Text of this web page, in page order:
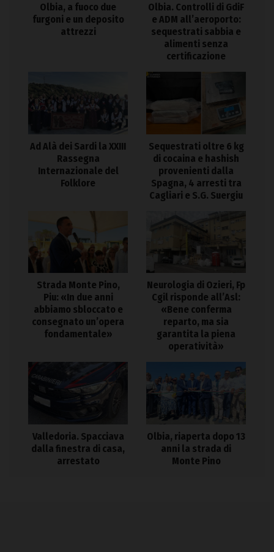
Olbia, a fuoco due
furgoni e un deposito
attrezzi
Olbia. Controlli di GdiF
e ADM all’aeroporto:
sequestrati sabbia e
alimenti senza
certificazione
Ad Alà dei Sardi la XXIII
Rassegna
Internazionale del
Folklore
Sequestrati oltre 6 kg
di cocaina e hashish
provenienti dalla
Spagna, 4 arresti tra
Cagliari e S.G. Suergiu
Strada Monte Pino,
Piu: «In due anni
abbiamo sbloccato e
consegnato un’opera
fondamentale»
Neurologia di Ozieri, Fp
Cgil risponde all’Asl:
«Bene conferma
reparto, ma sia
garantita la piena
operatività»
Valledoria. Spacciava
dalla finestra di casa,
arrestato
Olbia, riaperta dopo 13
anni la strada di
Monte Pino